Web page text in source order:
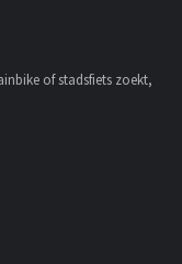
of stadsfiets zoekt,